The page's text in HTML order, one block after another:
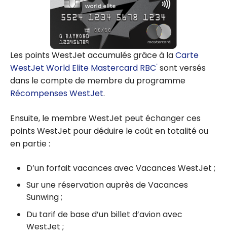
Les points WestJet accumulés grâce à laCarte
WestJet World Elite Mastercard RBC® sont versés
dans le compte de membre du programme
Récompenses WestJet.
Ensuite, le membre WestJet peut échanger ces
points WestJet pour déduire le coût en totalité ou
en partie :
D’un forfait vacances avec Vacances WestJet ;
Sur une réservation auprès de Vacances
Sunwing ;
Du tarif de base d’un billet d’avion avec
WestJet ;